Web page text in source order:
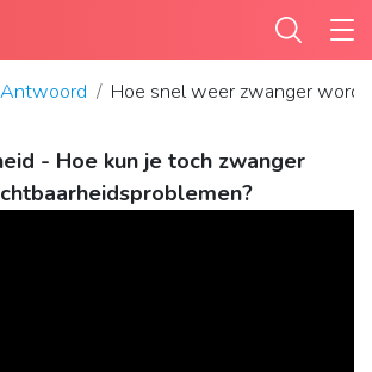
Hoe snel weer zwanger
- Hoe kun je toch zwanger